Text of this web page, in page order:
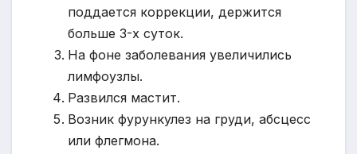
поддается коррекции, держится
больше 3-х суток.
На фоне заболевания увеличились
лимфоузлы.
Развился мастит.
Возник фурункулез на груди, абсцесс
или флегмона.